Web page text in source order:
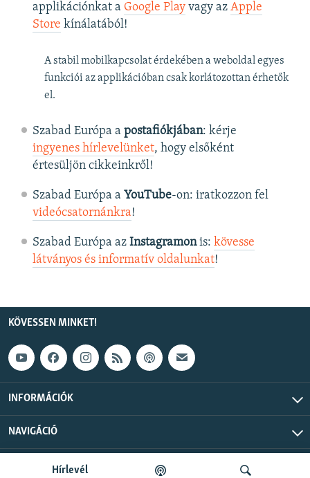
Hírlevél
applikációnkat a Google Playvagy az Apple
Store kínálatából!
A stabil mobilkapcsolat érdekében a weboldal egyes
funkciói az applikációban csak korlátozottan érhetők
el.
Szabad Európa a postafiókjában: kérje
ingyenes hírlevelünket, hogy elsőként
értesüljön cikkeinkről!
Szabad Európa a YouTube-on: iratkozzon fel
videócsatornánkra!
Szabad Európa az Instagramonis: kövesse
látványos és informatív oldalunkat! ​
KÖVESSEN MINKET!
INFORMÁCIÓK
NAVIGÁCIÓ
Szabad Európa © 2026 RFE/RL, Inc. Minden jog fenntartva.